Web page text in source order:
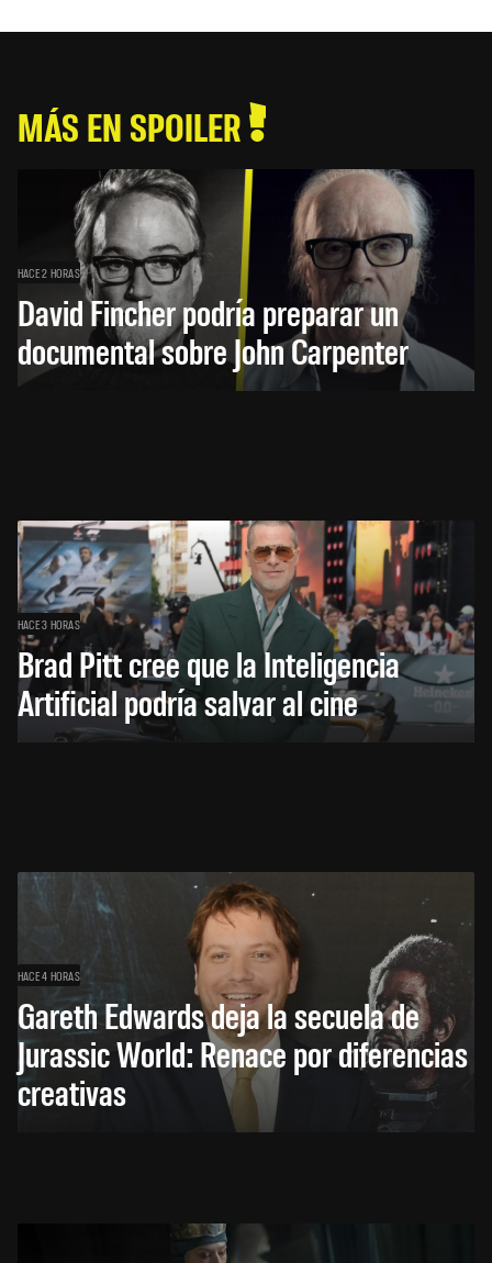
MÁS EN SPOILER
HACE 2 HORAS
David Fincher podría preparar un
documental sobre John Carpenter
HACE 3 HORAS
Brad Pitt cree que la Inteligencia
Artificial podría salvar al cine
HACE 4 HORAS
Gareth Edwards deja la secuela de
Jurassic World: Renace por diferencias
creativas